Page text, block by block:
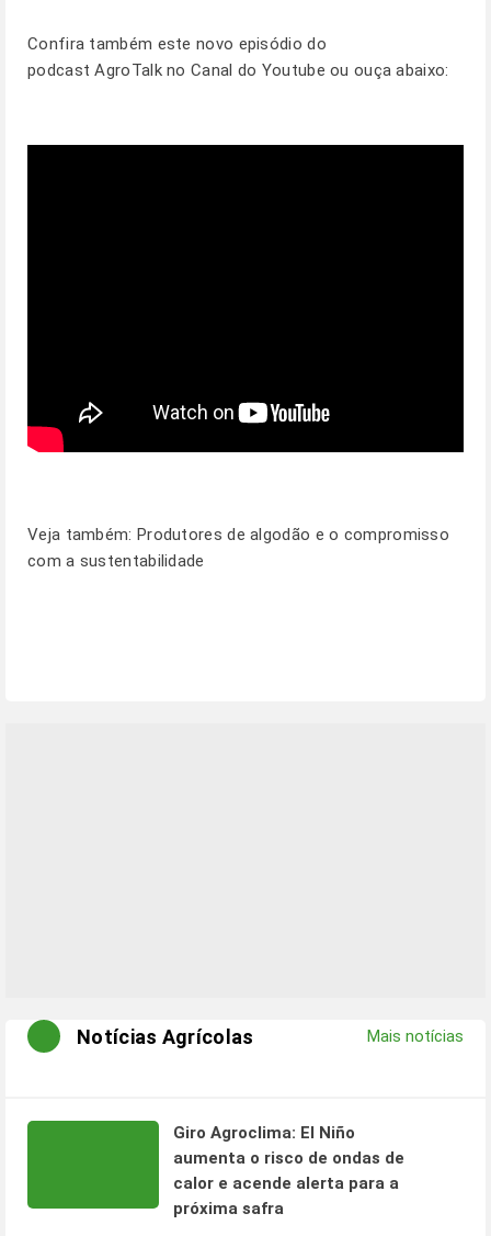
Confira também este novo episódio do
podcast AgroTalk no Canal do Youtube ou ouça abaixo:
Veja também: Produtores de algodão e o compromisso
com a sustentabilidade
Notícias Agrícolas Mais notícias
Giro Agroclima: El Niño
aumenta o risco de ondas de
calor e acende alerta para a
próxima safra